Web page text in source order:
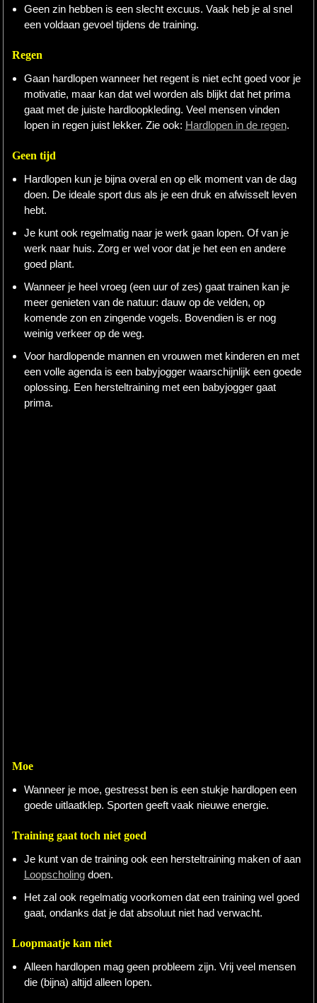
Geen zin hebben is een slecht excuus. Vaak heb je al snel
een voldaan gevoel tijdens de training.
Regen
Gaan hardlopen wanneer het regent is niet echt goed voor je
motivatie, maar kan dat wel worden als blijkt dat het prima
gaat met de juiste hardloopkleding. Veel mensen vinden
lopen in regen juist lekker. Zie ook: Hardlopen in de regen.
Geen tijd
Hardlopen kun je bijna overal en op elk moment van de dag
doen. De ideale sport dus als je een druk en afwisselt leven
hebt.
Je kunt ook regelmatig naar je werk gaan lopen. Of van je
werk naar huis. Zorg er wel voor dat je het een en andere
goed plant.
Wanneer je heel vroeg (een uur of zes) gaat trainen kan je
meer genieten van de natuur: dauw op de velden, op
komende zon en zingende vogels. Bovendien is er nog
weinig verkeer op de weg.
Voor hardlopende mannen en vrouwen met kinderen en met
een volle agenda is een babyjogger waarschijnlijk een goede
oplossing. Een hersteltraining met een babyjogger gaat
prima.
Moe
Wanneer je moe, gestresst ben is een stukje hardlopen een
goede uitlaatklep. Sporten geeft vaak nieuwe energie.
Training gaat toch niet goed
Je kunt van de training ook een hersteltraining maken of aan
Loopscholingdoen.
Het zal ook regelmatig voorkomen dat een training wel goed
gaat, ondanks dat je dat absoluut niet had verwacht.
Loopmaatje kan niet
Alleen hardlopen mag geen probleem zijn. Vrij veel mensen
die (bijna) altijd alleen lopen.